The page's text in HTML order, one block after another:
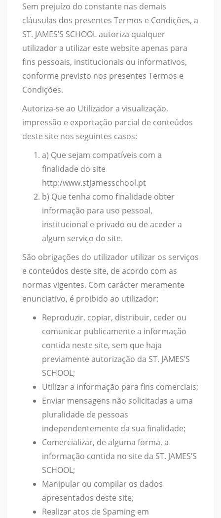
Sem prejuízo do constante nas demais
cláusulas dos presentes Termos e Condições, a
ST. JAMES’S SCHOOL autoriza qualquer
utilizador a utilizar este website apenas para
fins pessoais, institucionais ou informativos,
conforme previsto nos presentes Termos e
Condições.
Autoriza-se ao Utilizador a visualização,
impressão e exportação parcial de conteúdos
deste site nos seguintes casos:
a) Que sejam compatíveis com a
finalidade do site
http:/www.stjamesschool.pt
b) Que tenha como finalidade obter
informação para uso pessoal,
institucional e privado ou de aceder a
algum serviço do site.
São obrigações do utilizador utilizar os serviços
e conteúdos deste site, de acordo com as
normas vigentes. Com carácter meramente
enunciativo, é proibido ao utilizador:
Reproduzir, copiar, distribuir, ceder ou
comunicar publicamente a informação
contida neste site, sem que haja
previamente autorização da ST. JAMES’S
SCHOOL;
Utilizar a informação para fins comerciais;
Enviar mensagens não solicitadas a uma
pluralidade de pessoas
independentemente da sua finalidade;
Comercializar, de alguma forma, a
informação contida no site da ST. JAMES’S
SCHOOL;
Manipular ou compilar os dados
apresentados deste site;
Realizar atos de Spaming em